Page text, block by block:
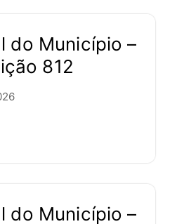
do Município –
812
do Município –